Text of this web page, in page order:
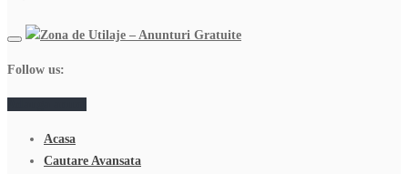
Follow us:
Acasa
Cautare Avansata